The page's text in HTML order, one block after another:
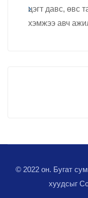
цэгт давс, өвс
хэмжээ авч
© 2022 он. Бугат
хуудсыг